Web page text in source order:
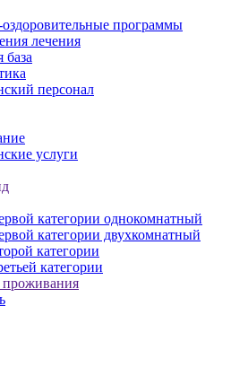
программы
лечения
база
персонал
услуги
категории однокомнатный
категории двухкомнатный
категории
категории